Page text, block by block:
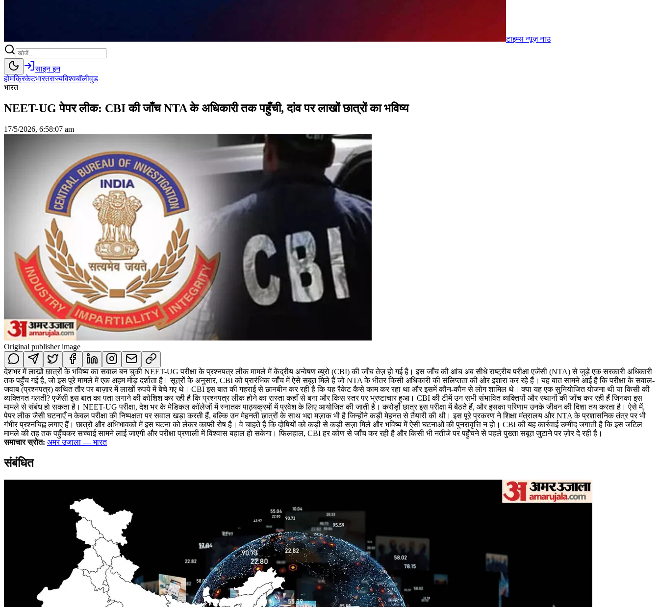
टाइम्सन्यूज़नाउ
साइन इन
होमक्रिकेटभारतराज्यविश्वबॉलीवुड
भारत
NEET-UG पेपर लीक: CBI की जाँच NTA के अधिकारी तक पहुँची, दांव पर लाखों छात्रों का भविष्य
17/5/2026, 6:58:07 am
Original publisher image
देशभर में लाखों छात्रों के भविष्य का सवाल बन चुकी NEET-UG परीक्षा के प्रश्नपत्र लीक मामले में केंद्रीय अन्वेषण ब्यूरो (CBI) की जाँच तेज़ हो गई है। इस जाँच की आंच अब सीधे राष्ट्रीय परीक्षा एजेंसी (NTA) से जुड़े एक सरकारी अधिकारी
तक पहुँच गई है, जो इस पूरे मामले में एक अहम मोड़ दर्शाता है। सूत्रों के अनुसार, CBI को प्रारंभिक जाँच में ऐसे सबूत मिले हैं जो NTA के भीतर किसी अधिकारी की संलिप्तता की ओर इशारा कर रहे हैं। यह बात सामने आई है कि परीक्षा के सवाल-
जवाब (प्रश्नपत्र) कथित तौर पर बाज़ार में लाखों रुपये में बेचे गए थे। CBI इस बात की गहराई से छानबीन कर रही है कि यह रैकेट कैसे काम कर रहा था और इसमें कौन-कौन से लोग शामिल थे। क्या यह एक सुनियोजित योजना थी या किसी की
व्यक्तिगत गलती? एजेंसी इस बात का पता लगाने की कोशिश कर रही है कि प्रश्नपत्र लीक होने का रास्ता कहाँ से बना और किस स्तर पर भ्रष्टाचार हुआ। CBI की टीमें उन सभी संभावित व्यक्तियों और स्थानों की जाँच कर रही हैं जिनका इस
मामले से संबंध हो सकता है। NEET-UG परीक्षा, देश भर के मेडिकल कॉलेजों में स्नातक पाठ्यक्रमों में प्रवेश के लिए आयोजित की जाती है। करोड़ों छात्र इस परीक्षा में बैठते हैं, और इसका परिणाम उनके जीवन की दिशा तय करता है। ऐसे में,
पेपर लीक जैसी घटनाएँ न केवल परीक्षा की निष्पक्षता पर सवाल खड़ा करती हैं, बल्कि उन मेहनती छात्रों के साथ भद्दा मज़ाक भी है जिन्होंने कड़ी मेहनत से तैयारी की थी। इस पूरे प्रकरण ने शिक्षा मंत्रालय और NTA के प्रशासनिक तंत्र पर भी
गंभीर प्रश्नचिह्न लगाए हैं। छात्रों और अभिभावकों में इस घटना को लेकर काफी रोष है। वे चाहते हैं कि दोषियों को कड़ी से कड़ी सज़ा मिले और भविष्य में ऐसी घटनाओं की पुनरावृत्ति न हो। CBI की यह कार्रवाई उम्मीद जगाती है कि इस जटिल
मामले की तह तक पहुँचकर सच्चाई सामने लाई जाएगी और परीक्षा प्रणाली में विश्वास बहाल हो सकेगा। फिलहाल, CBI हर कोण से जाँच कर रही है और किसी भी नतीजे पर पहुँचने से पहले पुख्ता सबूत जुटाने पर ज़ोर दे रही है।
समाचार स्रोत: अमर उजाला — भारत
संबंधित